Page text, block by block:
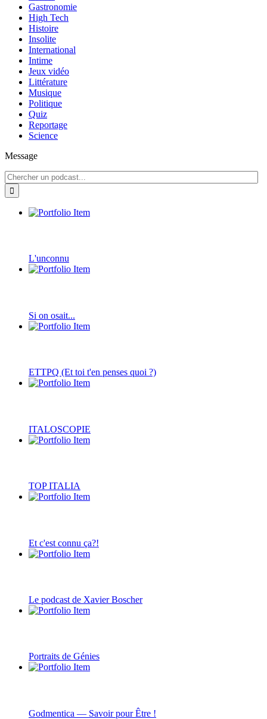
Gastronomie
High Tech
Histoire
Insolite
International
Intime
Jeux vidéo
Littérature
Musique
Politique
Quiz
Reportage
Science
Message
L'unconnu
Si on osait...
ETTPQ (Et toi t'en penses quoi ?)
ITALOSCOPIE
TOP ITALIA
Et c'est connu ça?!
Le podcast de Xavier Boscher
Portraits de Génies
Godmentica — Savoir pour Être !